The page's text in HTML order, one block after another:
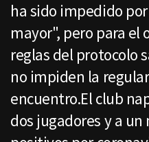
ha sido impedido
mayor", pero para el
reglas del protocolo
no impiden la
encuentro.El club
dos jugadores y a